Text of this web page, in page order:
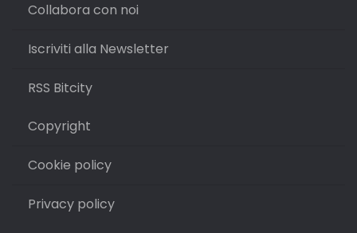
Collabora con noi
Iscriviti alla Newsletter
RSS Bitcity
Copyright
Cookie policy
Privacy policy